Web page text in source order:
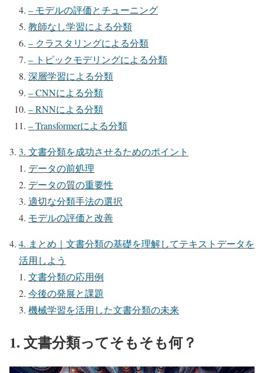
– モデルの評価とチューニング
教師なし学習による分類
– クラスタリングによる分類
– トピックモデリングによる分類
深層学習による分類
– CNNによる分類
– RNNによる分類
– Transformerによる分類
3. 文書分類を成功させるためのポイント
データの前処理
データの質の重要性
適切な分類手法の選択
モデルの評価と改善
4. まとめ｜文書分類の基礎を理解してテキストデータを
活用しよう
文書分類の応用例
今後の発展と課題
機械学習を活用した文書分類の未来
1. 文書分類ってそもそも何？